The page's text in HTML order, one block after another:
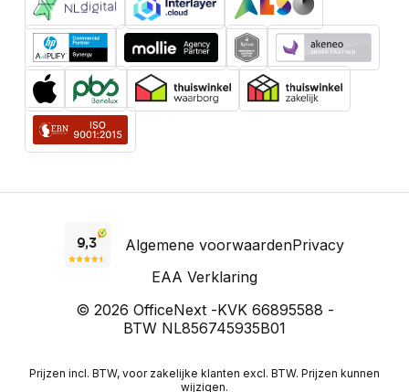
Algemene voorwaardenPrivacy
EAA Verklaring
© 2026 OfficeNext -KVK 66895588 -
BTW NL856745935B01
Prijzen incl. BTW, voor zakelijke klanten excl. BTW. Prijzen kunnen
wijzigen.